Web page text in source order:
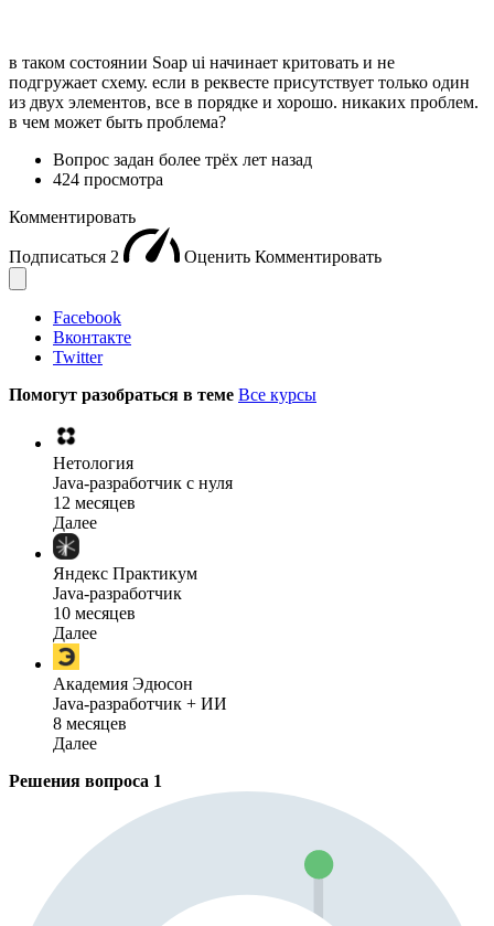
в таком состоянии Soap ui начинает критовать и не
подгружает схему. если в реквесте присутствует только один
из двух элементов, все в порядке и хорошо. никаких проблем.
в чем может быть проблема?
Вопрос задан более трёх лет назад
424 просмотра
Комментировать
Подписаться 2 Оценить Комментировать
Facebook
Вконтакте
Twitter
Помогут разобраться в теме Все курсы
Нетология
Java-разработчик с нуля
12 месяцев
Далее
Яндекс Практикум
Java-разработчик
10 месяцев
Далее
Академия Эдюсон
Java-разработчик + ИИ
8 месяцев
Далее
Решения вопроса 1